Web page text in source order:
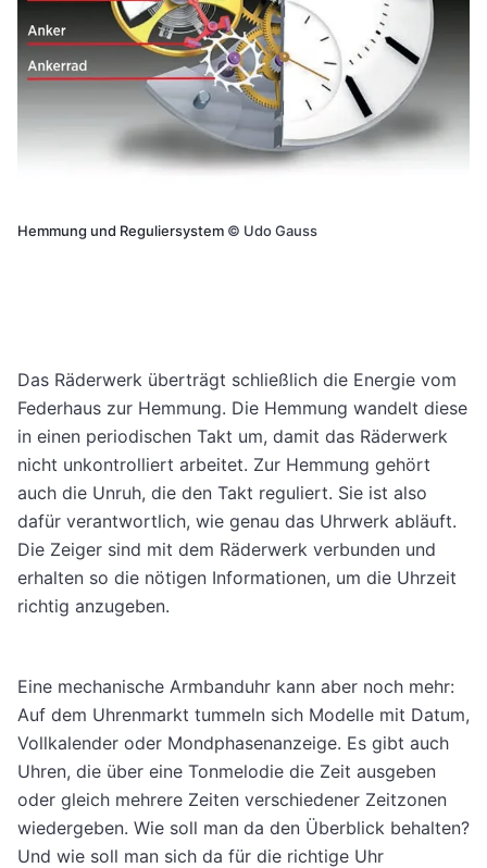
Hemmung und Reguliersystem © Udo Gauss
Das Räderwerk überträgt schließlich die Energie vom
Federhaus zur Hemmung. Die Hemmung wandelt diese
in einen periodischen Takt um, damit das Räderwerk
nicht unkontrolliert arbeitet. Zur Hemmung gehört
auch die Unruh, die den Takt reguliert. Sie ist also
dafür verantwortlich, wie genau das Uhrwerk abläuft.
Die Zeiger sind mit dem Räderwerk verbunden und
erhalten so die nötigen Informationen, um die Uhrzeit
richtig anzugeben.
Eine mechanische Armbanduhr kann aber noch mehr:
Auf dem Uhrenmarkt tummeln sich Modelle mit Datum,
Vollkalender oder Mondphasenanzeige. Es gibt auch
Uhren, die über eine Tonmelodie die Zeit ausgeben
oder gleich mehrere Zeiten verschiedener Zeitzonen
wiedergeben. Wie soll man da den Überblick behalten?
Und wie soll man sich da für die richtige Uhr